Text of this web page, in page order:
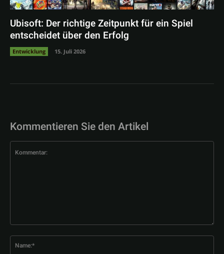
Ubisoft: Der richtige Zeitpunkt für ein Spiel
entscheidet über den Erfolg
Entwicklung 15. Juli 2026
Kommentieren Sie den Artikel